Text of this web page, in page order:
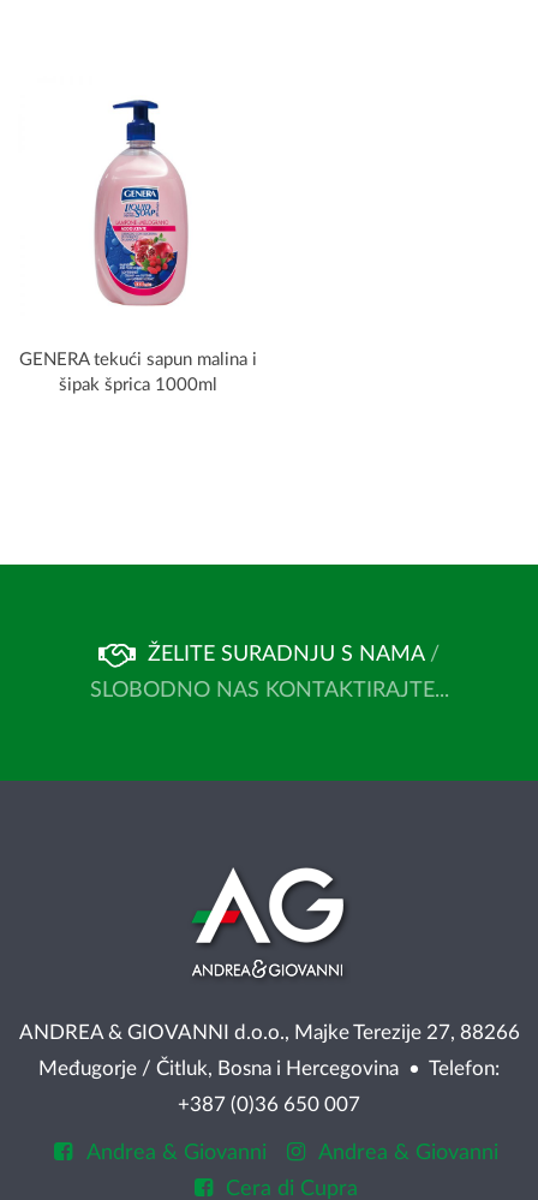
GENERA tekući sapun malina i
šipak šprica 1000ml
ŽELITE SURADNJU S NAMA /
SLOBODNO NAS KONTAKTIRAJTE...
ANDREA & GIOVANNI d.o.o., Majke Terezije 27, 88266
Međugorje / Čitluk, Bosna i Hercegovina • Telefon:
+387 (0)36 650 007
Andrea & Giovanni
Andrea & Giovanni
Cera di Cupra